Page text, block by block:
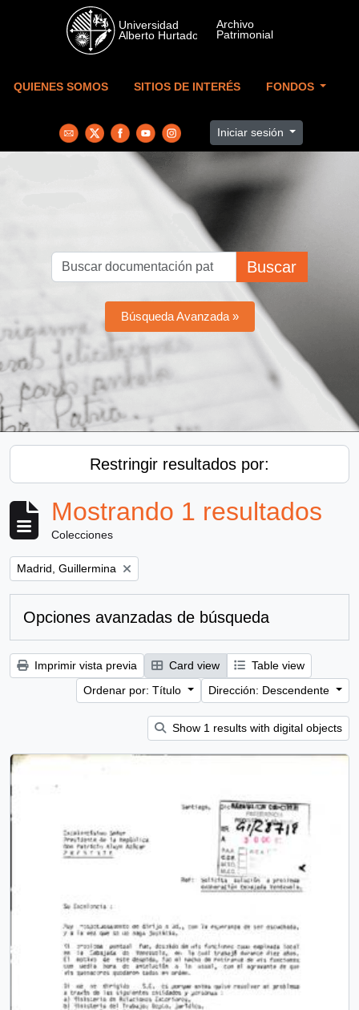
Skip to main content
QUIENES SOMOS SITIOS DE INTERÉS FONDOS
Iniciar sesión
Buscar
Búsqueda Avanzada »
Restringir resultados por:
Mostrando 1 resultados
Colecciones
Remove filter:
Madrid, Guillermina
Opciones avanzadas de búsqueda
Imprimir vista previa Card view
Table view
Ordenar por: Título
Dirección: Descendente
Show 1 results with digital objects